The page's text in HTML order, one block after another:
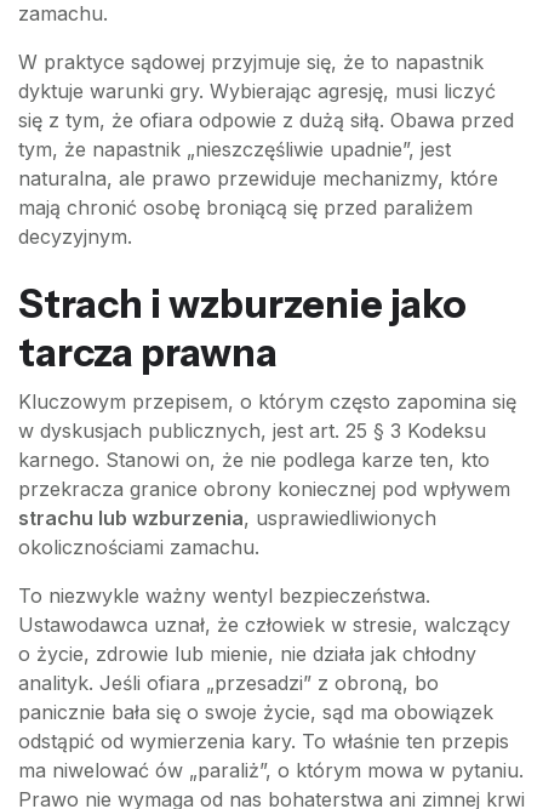
zamachu.
W praktyce sądowej przyjmuje się, że to napastnik
dyktuje warunki gry. Wybierając agresję, musi liczyć
się z tym, że ofiara odpowie z dużą siłą. Obawa przed
tym, że napastnik „nieszczęśliwie upadnie”, jest
naturalna, ale prawo przewiduje mechanizmy, które
mają chronić osobę broniącą się przed paraliżem
decyzyjnym.
Strach i wzburzenie jako
tarcza prawna
Kluczowym przepisem, o którym często zapomina się
w dyskusjach publicznych, jest art. 25 § 3 Kodeksu
karnego. Stanowi on, że nie podlega karze ten, kto
przekracza granice obrony koniecznej pod wpływem
strachu lub wzburzenia, usprawiedliwionych
okolicznościami zamachu.
To niezwykle ważny wentyl bezpieczeństwa.
Ustawodawca uznał, że człowiek w stresie, walczący
o życie, zdrowie lub mienie, nie działa jak chłodny
analityk. Jeśli ofiara „przesadzi” z obroną, bo
panicznie bała się o swoje życie, sąd ma obowiązek
odstąpić od wymierzenia kary. To właśnie ten przepis
ma niwelować ów „paraliż”, o którym mowa w pytaniu.
Prawo nie wymaga od nas bohaterstwa ani zimnej krwi